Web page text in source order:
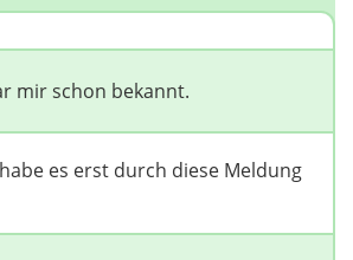
mir schon bekannt.
es erst durch diese Meldung